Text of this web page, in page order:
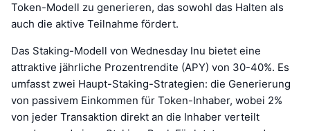
Token-Modell zu generieren, das sowohl das Halten als
auch die aktive Teilnahme fördert.
Das Staking-Modell von Wednesday Inu bietet eine
attraktive jährliche Prozentrendite (APY) von 30-40%. Es
umfasst zwei Haupt-Staking-Strategien: die Generierung
von passivem Einkommen für Token-Inhaber, wobei 2%
von jeder Transaktion direkt an die Inhaber verteilt